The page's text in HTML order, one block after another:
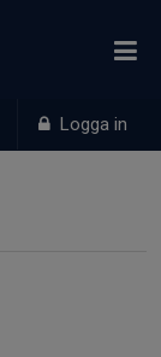
Logga in